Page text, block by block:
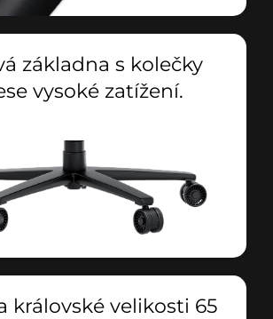
základna s kolečky
vysoké zatížení.
královské velikosti 65